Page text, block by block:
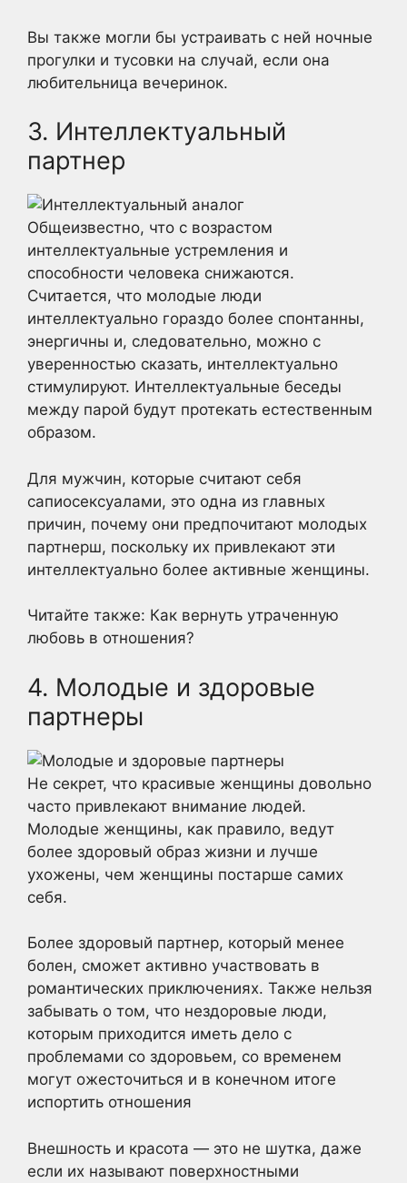
Вы также могли бы устраивать с ней ночные
прогулки и тусовки на случай, если она
любительница вечеринок.
3. Интеллектуальный
партнер
Общеизвестно, что с возрастом
интеллектуальные устремления и
способности человека снижаются.
Считается, что молодые люди
интеллектуально гораздо более спонтанны,
энергичны и, следовательно, можно с
уверенностью сказать, интеллектуально
стимулируют. Интеллектуальные беседы
между парой будут протекать естественным
образом.
Для мужчин, которые считают себя
сапиосексуалами, это одна из главных
причин, почему они предпочитают молодых
партнерш, поскольку их привлекают эти
интеллектуально более активные женщины.
Читайте также: Как вернуть утраченную
любовь в отношения?
4. Молодые и здоровые
партнеры
Не секрет, что красивые женщины довольно
часто привлекают внимание людей.
Молодые женщины, как правило, ведут
более здоровый образ жизни и лучше
ухожены, чем женщины постарше самих
себя.
Более здоровый партнер, который менее
болен, сможет активно участвовать в
романтических приключениях. Также нельзя
забывать о том, что нездоровые люди,
которым приходится иметь дело с
проблемами со здоровьем, со временем
могут ожесточиться и в конечном итоге
испортить отношения
Внешность и красота — это не шутка, даже
если их называют поверхностными